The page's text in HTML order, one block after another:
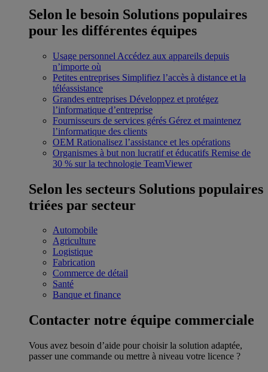
Selon le besoin Solutions populaires
pour les différentes équipes
Usage personnel Accédez aux appareils depuis
n’importe où
Petites entreprises Simplifiez l’accès à distance et la
téléassistance
Grandes entreprises Développez et protégez
l’informatique d’entreprise
Fournisseurs de services gérés Gérez et maintenez
l’informatique des clients
OEM Rationalisez l’assistance et les opérations
Organismes à but non lucratif et éducatifs Remise de
30 % sur la technologie TeamViewer
Selon les secteurs Solutions populaires
triées par secteur
Automobile
Agriculture
Logistique
Fabrication
Commerce de détail
Santé
Banque et finance
Contacter notre équipe commerciale
Vous avez besoin d’aide pour choisir la solution adaptée,
passer une commande ou mettre à niveau votre licence ?